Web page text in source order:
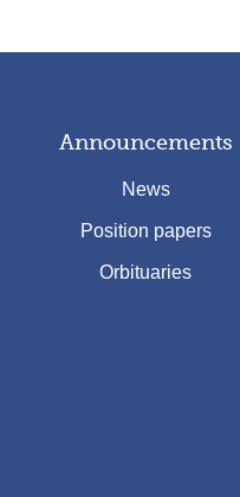
Announcements
News
Position papers
Orbituaries